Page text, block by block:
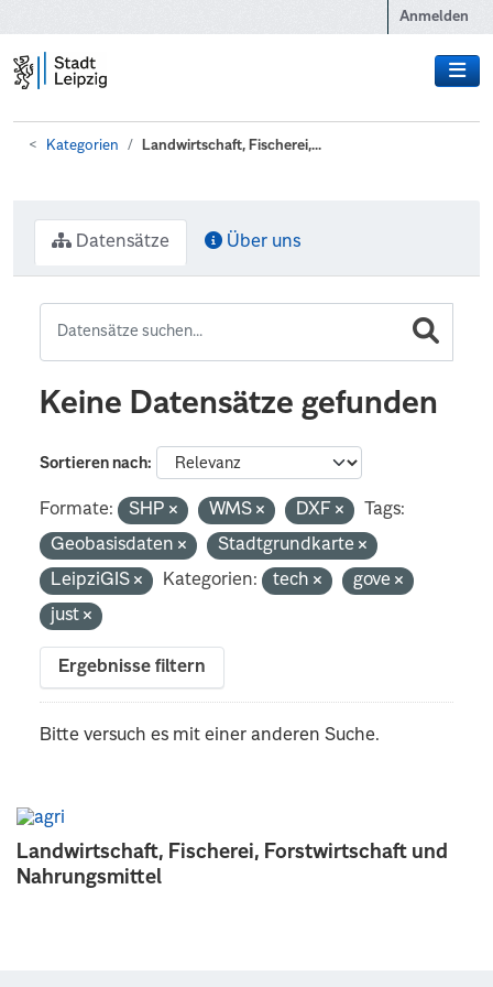
Anmelden
Kategorien Landwirtschaft, Fischerei,...
Landwirtschaft, Fischerei, Forstwirtschaft und
Nahrungsmittel
Datensätze Über uns
Keine Datensätze gefunden
Sortieren nach
Formate: SHP WMS DXF
Tags:
Geobasisdaten
Stadtgrundkarte
LeipziGIS
Kategorien: tech
gove
just
Ergebnisse filtern
Bitte versuch es mit einer anderen Suche.